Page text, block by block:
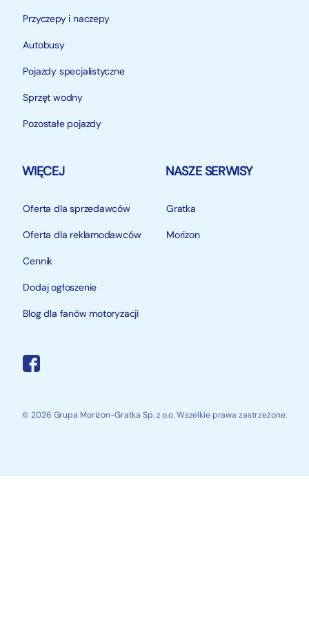
Przyczepy i naczepy
Autobusy
Pojazdy specjalistyczne
Sprzęt wodny
Pozostałe pojazdy
WIĘCEJ
Oferta dla sprzedawców
Oferta dla reklamodawców
Cennik
Dodaj ogłoszenie
Blog dla fanów motoryzacji
NASZE SERWISY
Gratka
Morizon
© 2026 Grupa Morizon-Gratka Sp. z o.o. Wszelkie prawa zastrzeżone.